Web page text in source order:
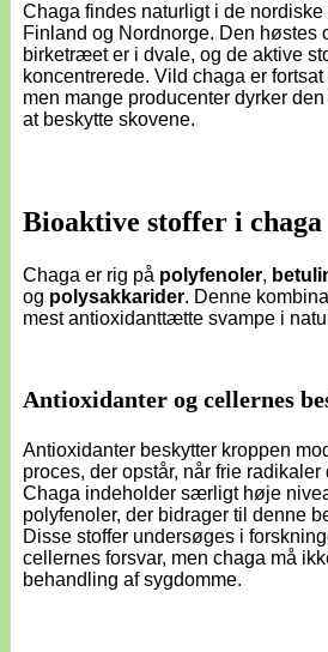
Chaga findes naturligt i de
Finland og Nordnorge. Den høstes
birketræet er i dvale, og de aktive
koncentrerede. Vild chaga er
men mange producenter dyrker
at beskytte skovene.
Bioaktive stoffer i chaga
Chaga er rig på polyfenoler,
og polysakkarider. Denne
mest antioxidanttætte svampe i
Antioxidanter og cellernes
Antioxidanter beskytter kroppen
proces, der opstår, når frie
Chaga indeholder særligt høje
polyfenoler, der bidrager til denne
Disse stoffer undersøges i
cellernes forsvar, men chaga må
behandling af sygdomme.